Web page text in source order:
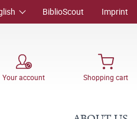
BiblioScout Imprint
Your account Shopping cart